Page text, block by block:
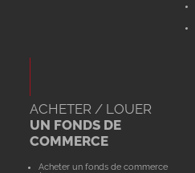
ACHETER / LOUER
UN FONDS DE
COMMERCE
Acheter un fonds de commerce